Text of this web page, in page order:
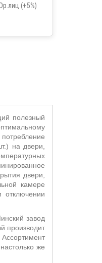
(+5%)
полезный
на двери,
двери,
камере
отключении
завод
производит
же